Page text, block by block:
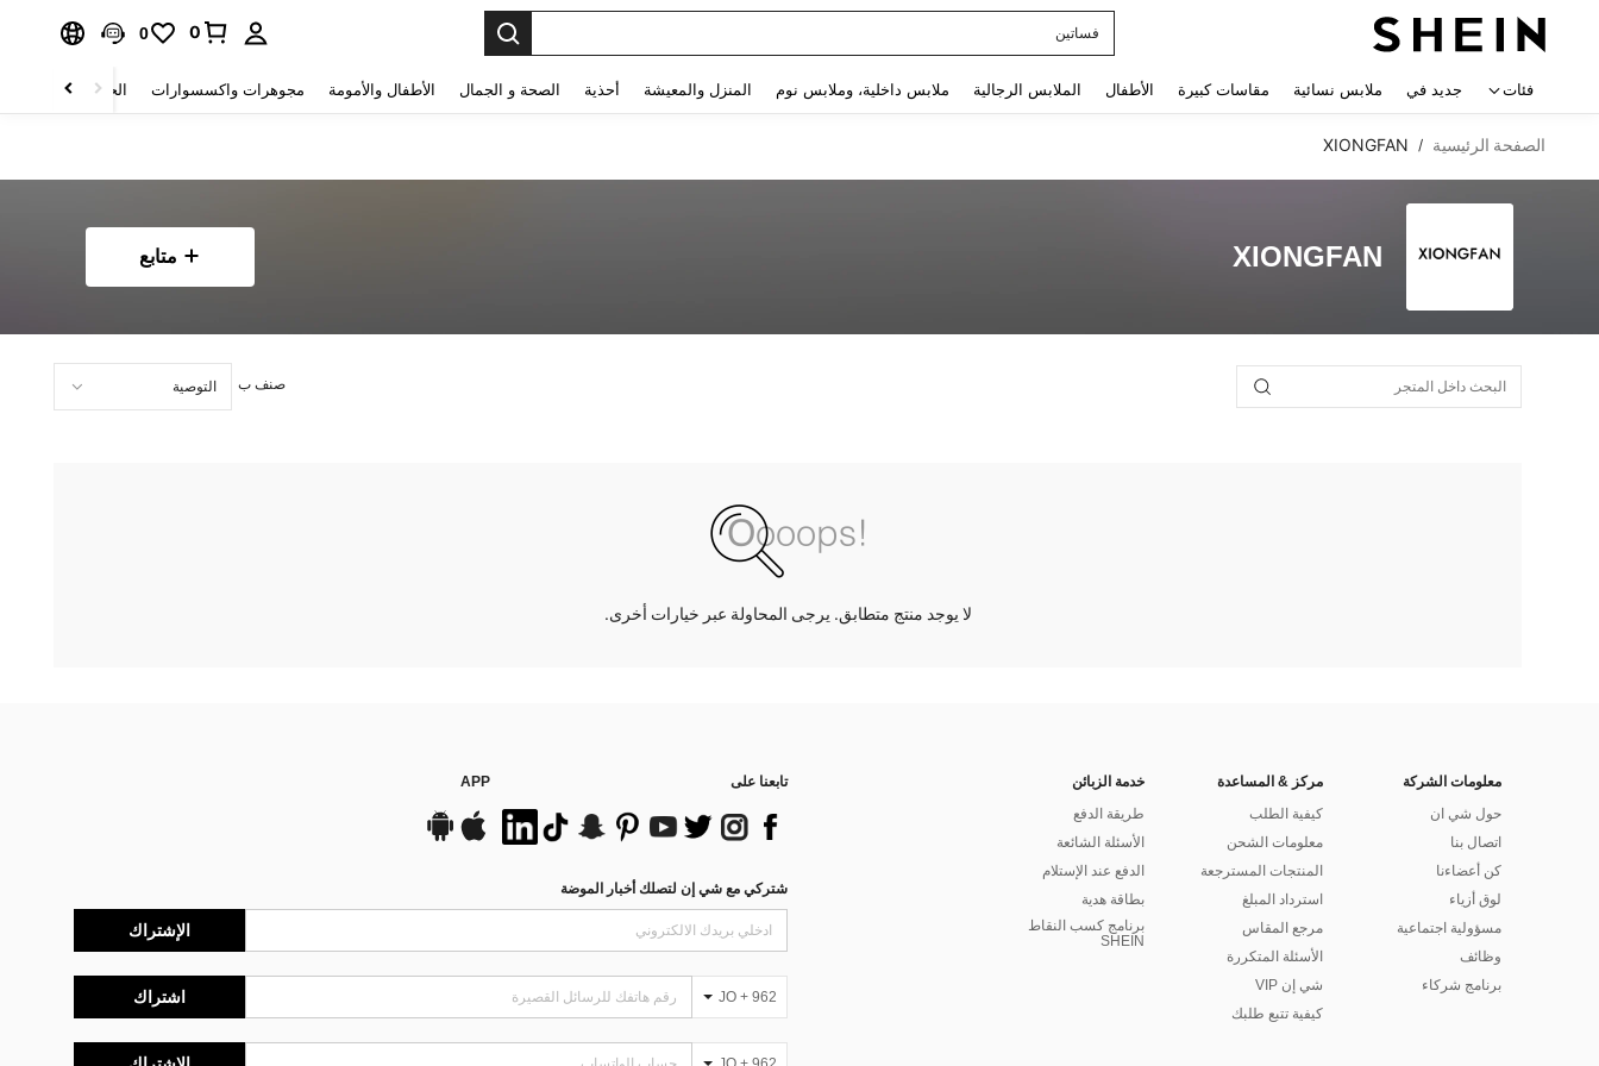
فساتين
0
0
فئات جديد في ملابس نسائية مقاسات كبيرة الأطفال الملابس الرجالية ملابس داخلية، وملابس نوم المنزل والمعيشة أحذية الصحة و الجمال الأطفال والأمومة مجوهرات واكسسوارات الحقائب والأمتعة
الصفحة الرئيسية /
XIONGFAN
XIONGFAN متابع
صنف ب
لا يوجد منتج متطابق. يرجى المحاولة عبر خيارات أخرى.
معلومات الشركة
حول شي ان
اتصال بنا
كن أعضاءنا
لوق أزياء
مسؤولية اجتماعية
وظائف
برنامج شركاء
مركز & المساعدة
كيفية الطلب
معلومات الشحن
المنتجات المسترجعة
استرداد المبلغ
مرجع المقاس
الأسئلة المتكررة
شي إن VIP
كيفية تتبع طلبك
خدمة الزبائن
طريقة الدفع
الأسئلة الشائعة
الدفع عند الإستلام
بطاقة هدية
برنامج كسب النقاط
SHEIN
تابعنا على APP
شتركي مع شي إن لتصلك أخبار الموضة
الإشتراك
JO + 962 اشتراك